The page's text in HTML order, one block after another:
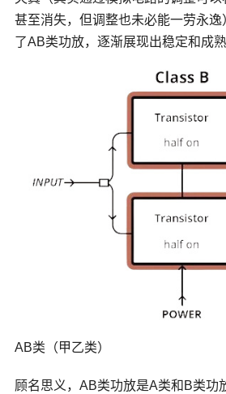
甚至消失，但调整也未必能一劳永
了AB类功放，逐渐展现出稳定和成熟
AB类（甲乙类）
顾名思义，AB类功放是A类和B类功